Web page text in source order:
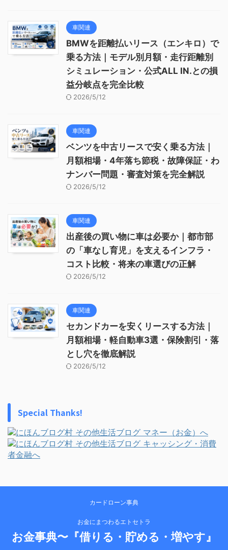
車関連
BMWを距離払いリース（エンキロ）で
乗る方法｜モデル別月額・走行距離別
シミュレーション・公式ALL IN.との損
益分岐点を完全比較
2026/5/12
車関連
ベンツを中古リースで安く乗る方法｜
月額相場・4年落ち節税・故障保証・わ
ナンバー問題・審査対策を完全解説
2026/5/12
車関連
出産後の買い物に車は必要か｜都市部
の「車なし育児」を支えるインフラ・
コスト比較・将来の車選びの正解
2026/5/12
車関連
セカンドカーを安くリースする方法｜
月額相場・軽自動車3選・保険割引・落
とし穴を徹底解説
2026/5/12
Special Thanks!
カードローン事典
お金にまつわるエトセトラ
お金事典〜『借りる・貯める・増やす』